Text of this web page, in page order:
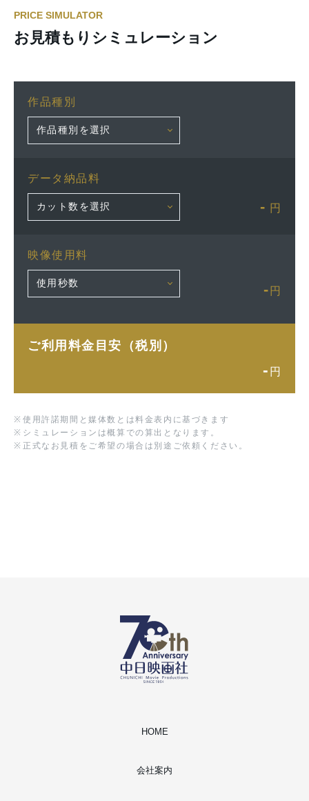
PRICE SIMULATOR
お見積もりシミュレーション
作品種別
データ納品料
- 円
映像使用料
- 円
ご利用料金目安（税別）
- 円
※ 使用許諾期間と媒体数とは料金表内に基づきます
※ シミュレーションは概算での算出となります。
※ 正式なお見積をご希望の場合は別途ご依頼ください。
HOME
会社案内